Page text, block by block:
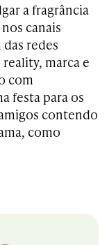
a fragrância
canais
redes
marca e
com
festa para os
contendo
como